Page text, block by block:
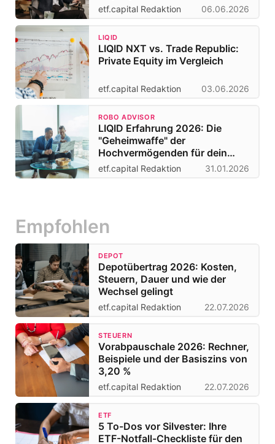
etf.capital Redaktion 06.06.2026
LIQID
LIQID NXT vs. Trade Republic:
Private Equity im Vergleich
etf.capital Redaktion 03.06.2026
ROBO ADVISOR
LIQID Erfahrung 2026: Die
"Geheimwaffe" der
Hochvermögenden für dein
Depot?
etf.capital Redaktion 31.01.2026
Empfohlen
DEPOT
Depotübertrag 2026: Kosten,
Steuern, Dauer und wie der
Wechsel gelingt
etf.capital Redaktion 22.07.2026
STEUERN
Vorabpauschale 2026: Rechner,
Beispiele und der Basiszins von
3,20 %
etf.capital Redaktion 22.07.2026
ETF
5 To-Dos vor Silvester: Ihre
ETF-Notfall-Checkliste für den